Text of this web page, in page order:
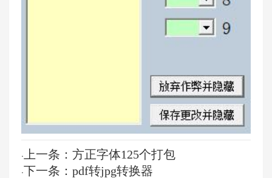
· 上一条：方正字体125个打包
·下一条：pdf转jpg转换器